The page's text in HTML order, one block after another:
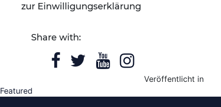
zur Einwilligungserklärung
Share with:
Veröffentlicht in
Featured